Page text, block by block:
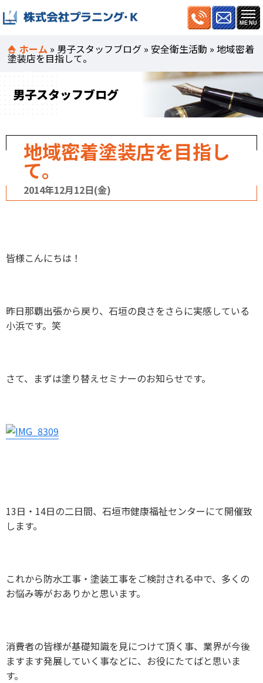
ホーム » 男子スタッフブログ »安全衛生活動 »地域密着
塗装店を目指して。
男子スタッフブログ
地域密着塗装店を目指し
て。
2014年12月12日(金)
皆様こんにちは！
昨日那覇出張から戻り、石垣の良さをさらに実感している
小浜です。笑
さて、まずは塗り替えセミナーのお知らせです。
13日・14日の二日間、石垣市健康福祉センターにて開催致
します。
これから防水工事・塗装工事をご検討される中で、多くの
お悩み等がおありかと思います。
消費者の皆様が基礎知識を見につけて頂く事、業界が今後
ますます発展していく事などに、お役にたてばと思いま
す。